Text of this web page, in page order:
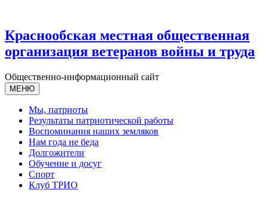
Краснообская местная общественная
организация ветеранов войны и труда
Общественно-информационный сайт
МЕНЮ
Мы, патриоты
Результаты патриотической работы
Воспоминания наших земляков
Нам года не беда
Долгожители
Обучение и досуг
Спорт
Клуб ТРИО